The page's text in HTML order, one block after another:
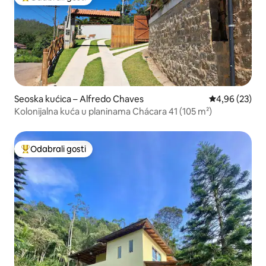
Među najviše rangiranima s oznakom „Odabrali gosti”
Seoska kućica – Alfredo Chaves Prosječna
4,96 (23)
Kolonijalna kuća u planinama Chácara 41 (105 m²)
Među najviše rangiranima s oznakom „Odabrali gosti”
Odabrali gosti